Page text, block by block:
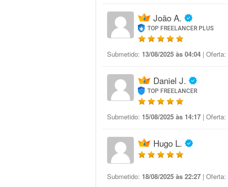
João A.
TOP FREELANCER PLUS
Submetido: 13/08/2025 às 04:04 | Oferta:
Daniel J.
TOP FREELANCER
Submetido: 15/08/2025 às 14:17 | Oferta:
Hugo L.
Submetido: 18/08/2025 às 22:27 | Oferta: